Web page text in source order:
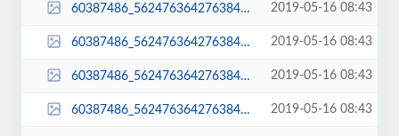
60387486_562476364276384_6300949380962713600_n-400x516.jpg 2019-05-16 08:43
60387486_562476364276384_6300949380962713600_n-510x382.jpg 2019-05-16 08:43
60387486_562476364276384_6300949380962713600_n-768x507.jpg 2019-05-16 08:43
60387486_562476364276384_6300949380962713600_n.jpg 2019-05-16 08:43